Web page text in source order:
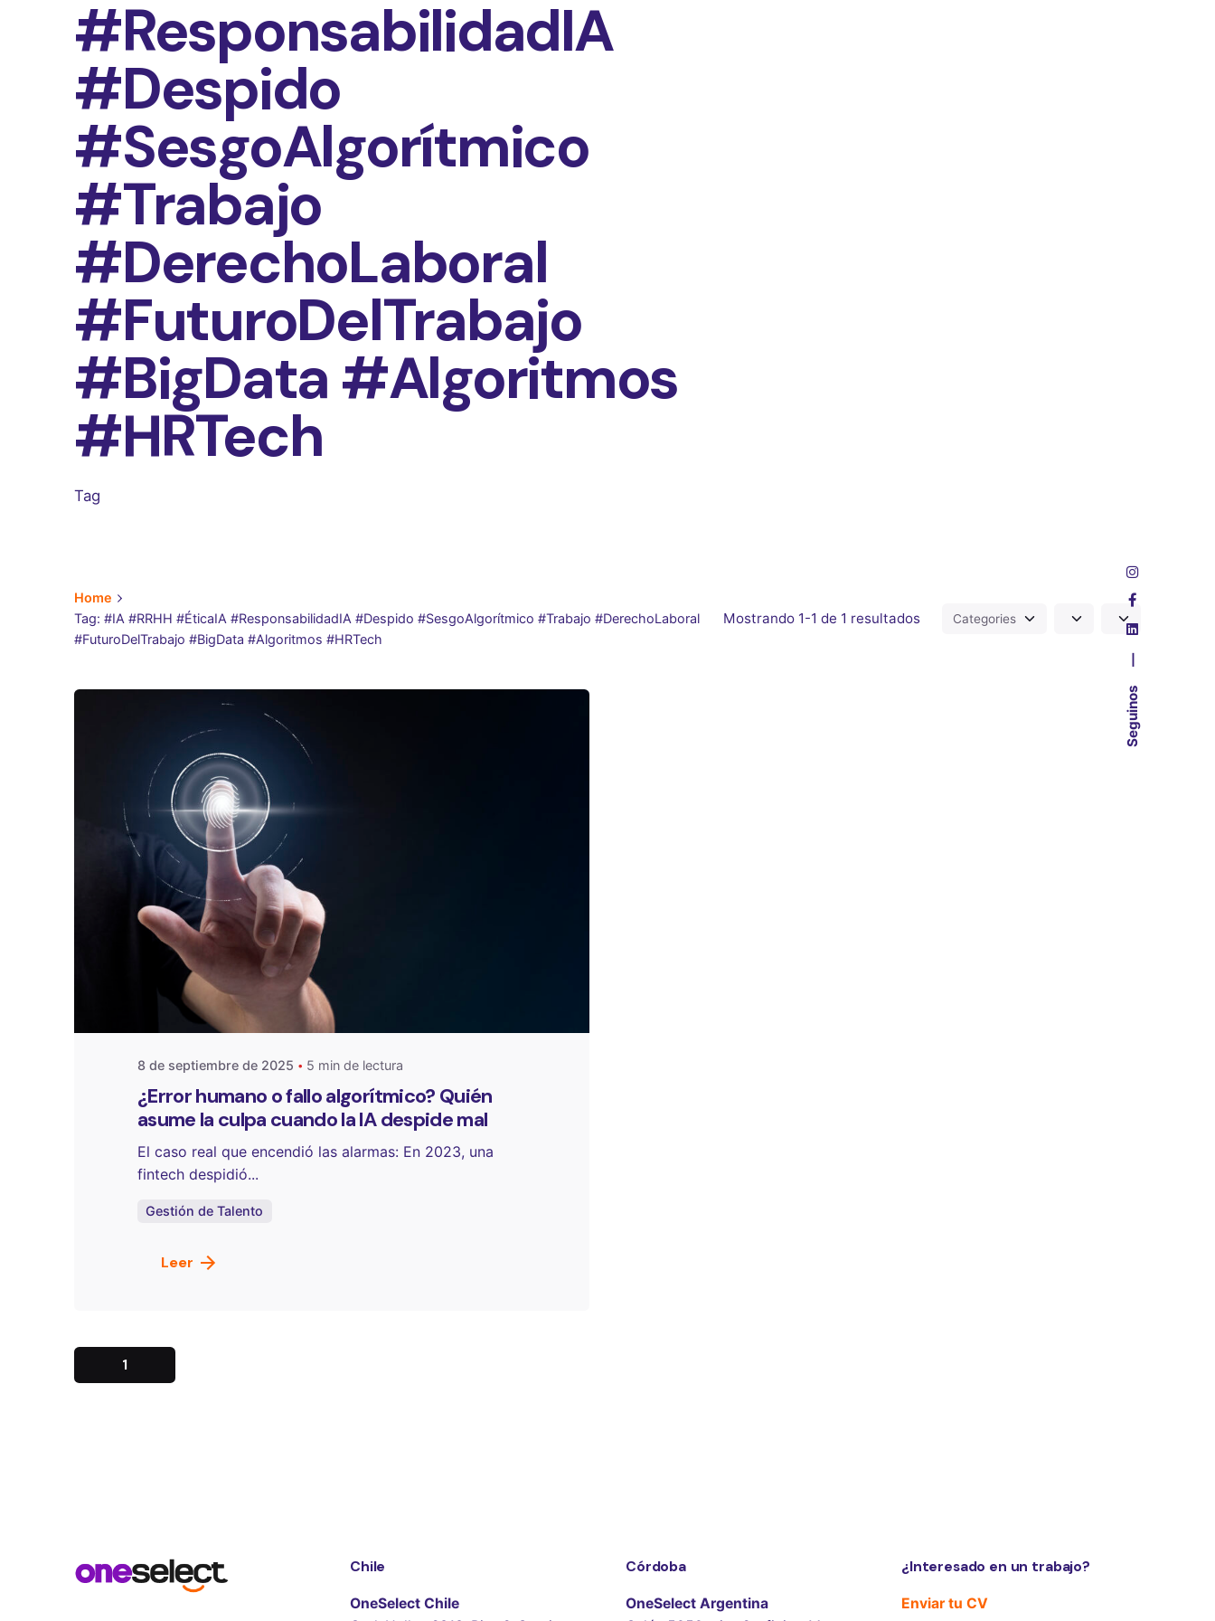
Seguinos
#ResponsabilidadIA
#Despido
#SesgoAlgorítmico
#Trabajo
#DerechoLaboral
#FuturoDelTrabajo
#BigData #Algoritmos
#HRTech
Tag
Home
Tag: #IA #RRHH #ÉticaIA #ResponsabilidadIA #Despido #SesgoAlgorítmico #Trabajo #DerechoLaboral
#FuturoDelTrabajo #BigData #Algoritmos #HRTech
Mostrando 1-1 de 1 resultados
Publicado por
One Select
8 de septiembre de 2025 5 min de lectura
¿Error humano o fallo algorítmico? Quién
asume la culpa cuando la IA despide mal
El caso real que encendió las alarmas: En 2023, una
fintech despidió...
Gestión de Talento
Leer
1
Chile
OneSelect Chile
Córdoba
OneSelect Argentina
¿Interesado en un trabajo?
Enviar tu CV